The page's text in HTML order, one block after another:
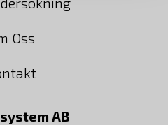
Oss
AB